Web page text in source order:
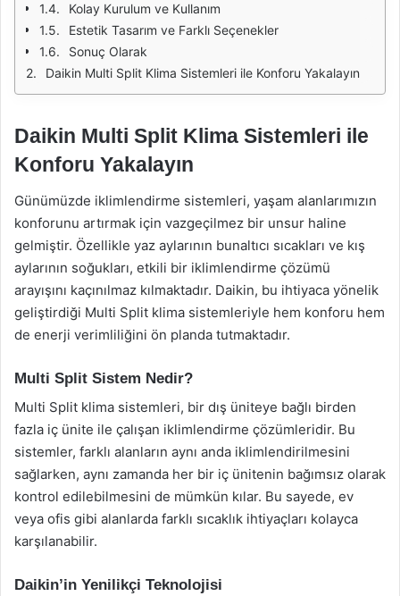
Kolay Kurulum ve Kullanım
Estetik Tasarım ve Farklı Seçenekler
Sonuç Olarak
Daikin Multi Split Klima Sistemleri ile Konforu Yakalayın
Daikin Multi Split Klima Sistemleri ile
Konforu Yakalayın
Günümüzde iklimlendirme sistemleri, yaşam alanlarımızın
konforunu artırmak için vazgeçilmez bir unsur haline
gelmiştir. Özellikle yaz aylarının bunaltıcı sıcakları ve kış
aylarının soğukları, etkili bir iklimlendirme çözümü
arayışını kaçınılmaz kılmaktadır. Daikin, bu ihtiyaca yönelik
geliştirdiği Multi Split klima sistemleriyle hem konforu hem
de enerji verimliliğini ön planda tutmaktadır.
Multi Split Sistem Nedir?
Multi Split klima sistemleri, bir dış üniteye bağlı birden
fazla iç ünite ile çalışan iklimlendirme çözümleridir. Bu
sistemler, farklı alanların aynı anda iklimlendirilmesini
sağlarken, aynı zamanda her bir iç ünitenin bağımsız olarak
kontrol edilebilmesini de mümkün kılar. Bu sayede, ev
veya ofis gibi alanlarda farklı sıcaklık ihtiyaçları kolayca
karşılanabilir.
Daikin’in Yenilikçi Teknolojisi